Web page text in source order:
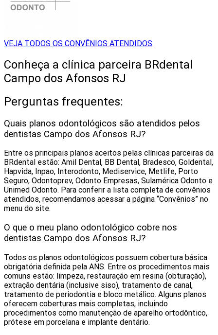
VEJA TODOS OS CONVÊNIOS ATENDIDOS
Conheça a clínica parceira BRdental
Campo dos Afonsos RJ
Perguntas frequentes:
Quais planos odontológicos são atendidos pelos
dentistas Campo dos Afonsos RJ?
Entre os principais planos aceitos pelas clínicas parceiras da
BRdental estão: Amil Dental, BB Dental, Bradesco, Goldental,
Hapvida, Inpao, Interodonto, Mediservice, Metlife, Porto
Seguro, Odontoprev, Odonto Empresas, Sulamérica Odonto e
Unimed Odonto. Para conferir a lista completa de convênios
atendidos, recomendamos acessar a página “Convênios” no
menu do site.
O que o meu plano odontológico cobre nos
dentistas Campo dos Afonsos RJ?
Todos os planos odontológicos possuem cobertura básica
obrigatória definida pela ANS. Entre os procedimentos mais
comuns estão: limpeza, restauração em resina (obturação),
extração dentária (inclusive siso), tratamento de canal,
tratamento de periodontia e bloco metálico. Alguns planos
oferecem coberturas mais completas, incluindo
procedimentos como manutenção de aparelho ortodôntico,
prótese em porcelana e implante dentário.